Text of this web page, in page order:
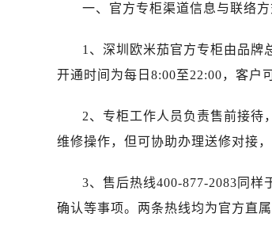
佛山市禅城区季华五
无锡市梁溪区人民中
南通市崇川区工农路
武汉市江汉区解放大
南宁市青秀区金湖路
泉州市丰泽区宝洲路
青岛市南区山东路6号
一、官方专柜渠道信息与联络方
1、深圳欧米茄官方专柜由品牌
开通时间为每日8:00至22:00，客户
2、专柜工作人员负责售前接待
维修操作，但可协助办理送修对接
3、售后热线400-877-2083同样
确认等事项。两条热线均为官方直